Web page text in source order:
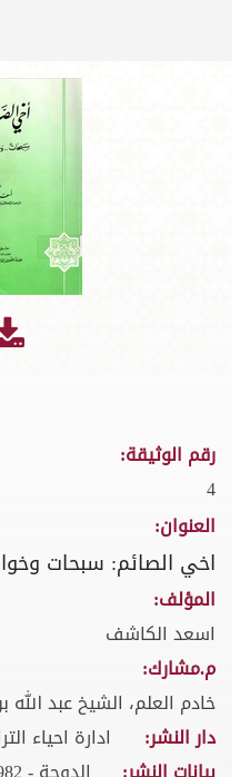
رقم الوثيقة:
4
العنوان:
اخي الصائم: سبحات
المؤلف:
اسعد الكاشف
م.مشارك:
خادم العلم، الشيخ عبد الله
دار النشر:
ادارة احياء